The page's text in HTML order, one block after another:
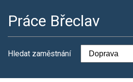
Práce Břeclav
Hledat zaměstnání